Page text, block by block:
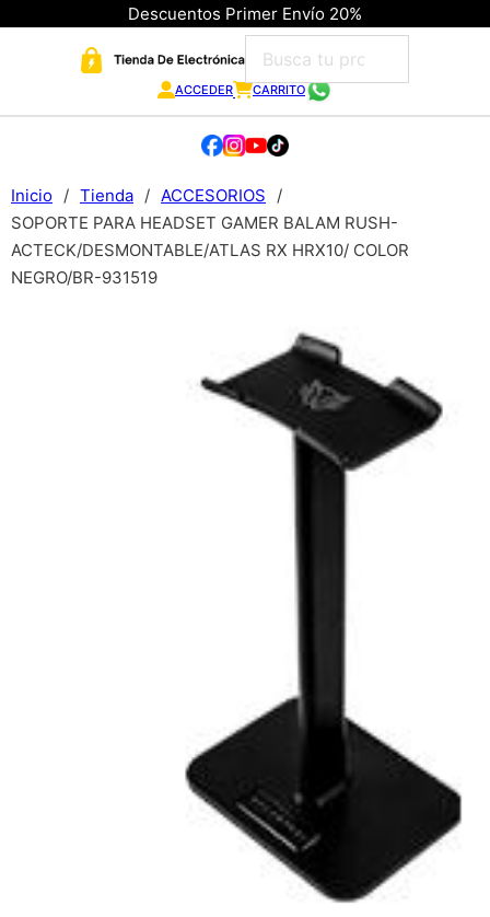
Descuentos Primer Envío 20%
ACCEDER CARRITO
Inicio / Tienda / ACCESORIOS
/
SOPORTE PARA HEADSET GAMER BALAM RUSH-
ACTECK/DESMONTABLE/ATLAS RX HRX10/ COLOR
NEGRO/BR-931519